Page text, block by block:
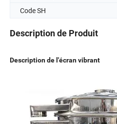
Code SH
Description de Produit
Description de l'écran vibrant